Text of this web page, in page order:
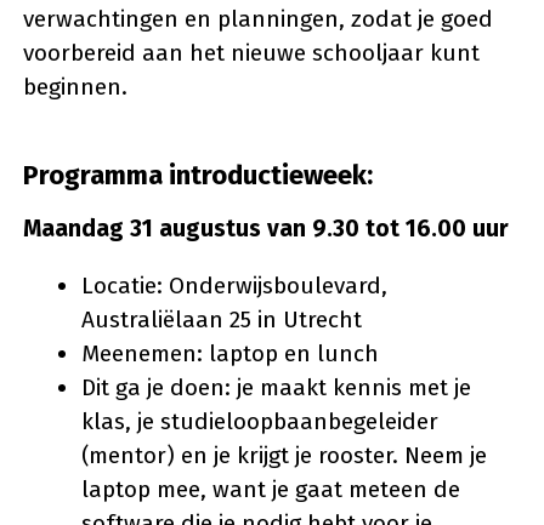
verwachtingen en planningen, zodat je goed
voorbereid aan het nieuwe schooljaar kunt
beginnen.
Programma introductieweek:
Maandag 31 augustus van 9.30 tot 16.00 uur
Locatie: Onderwijsboulevard,
Australiëlaan 25 in Utrecht
Meenemen: laptop en lunch
Dit ga je doen: je maakt kennis met je
klas, je studieloopbaanbegeleider
(mentor) en je krijgt je rooster. Neem je
laptop mee, want je gaat meteen de